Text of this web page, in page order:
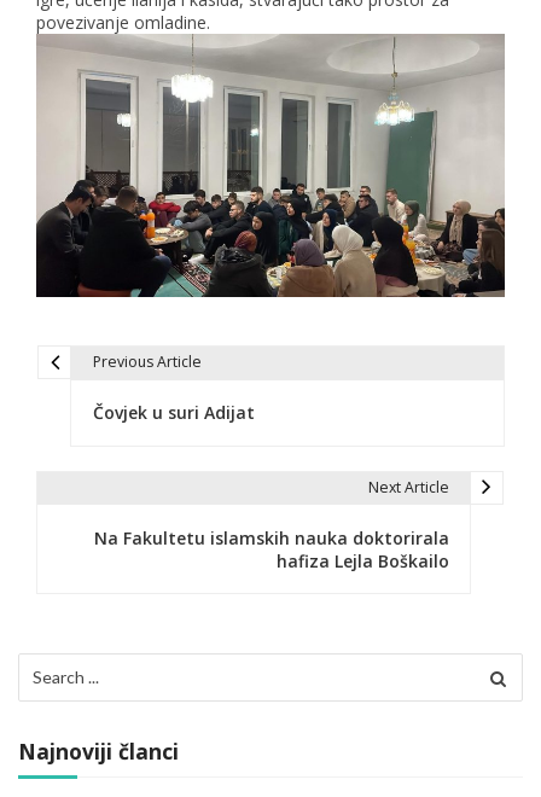
povezivanje omladine.
c
i
a
Previous Article
Čovjek u suri Adijat
Next Article
Na Fakultetu islamskih nauka doktorirala
hafiza Lejla Boškailo
for:
Najnoviji članci